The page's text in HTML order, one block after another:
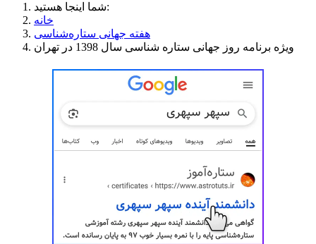
شما اینجا هستید:
خانه
هفته جهانی ستاره‌شناسی
ویژه برنامه روز جهانی ستاره شناسی سال 1398 در تهران